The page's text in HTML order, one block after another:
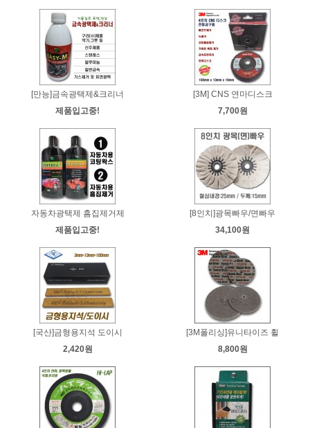
[만능]금속광택제&크리너
제품입고중!
[3M] CNS 연마디스크
7,700원
자동차광택제 흠집제거제
제품입고중!
[8인치]광목빠우/면빠우
34,100원
[국산]금형용지석 도이시
2,420원
[3M폴리싱]유니타이즈 휠
8,800원